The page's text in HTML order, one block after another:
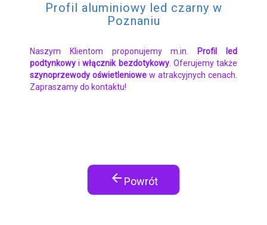
Profil aluminiowy led czarny w
Poznaniu
Naszym Klientom proponujemy m.in.
Profil led
podtynkowy iwłącznik bezdotykowy. Oferujemy także
szynoprzewody oświetleniowe w atrakcyjnych cenach.
Zapraszamy do kontaktu!
arrow_back Powrót